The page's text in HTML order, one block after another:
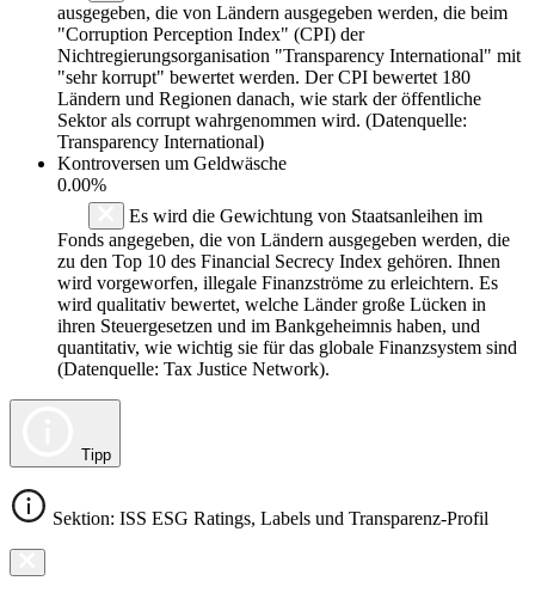
ausgegeben, die von Ländern ausgegeben werden, die beim
"Corruption Perception Index" (CPI) der
Nichtregierungsorganisation "Transparency International" mit
"sehr korrupt" bewertet werden. Der CPI bewertet 180
Ländern und Regionen danach, wie stark der öffentliche
Sektor als corrupt wahrgenommen wird. (Datenquelle:
Transparency International)
Kontroversen um Geldwäsche
0.00%
Es wird die Gewichtung von Staatsanleihen im
Fonds angegeben, die von Ländern ausgegeben werden, die
zu den Top 10 des Financial Secrecy Index gehören. Ihnen
wird vorgeworfen, illegale Finanzströme zu erleichtern. Es
wird qualitativ bewertet, welche Länder große Lücken in
ihren Steuergesetzen und im Bankgeheimnis haben, und
quantitativ, wie wichtig sie für das globale Finanzsystem sind
(Datenquelle: Tax Justice Network).
Tipp
Sektion: ISS ESG Ratings, Labels und Transparenz-Profil